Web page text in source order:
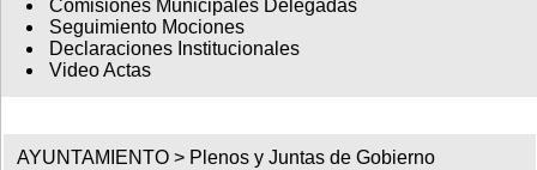
Comisiones Municipales Delegadas
Seguimiento Mociones
Declaraciones Institucionales
Video Actas
AYUNTAMIENTO > Plenos y Juntas de Gobierno